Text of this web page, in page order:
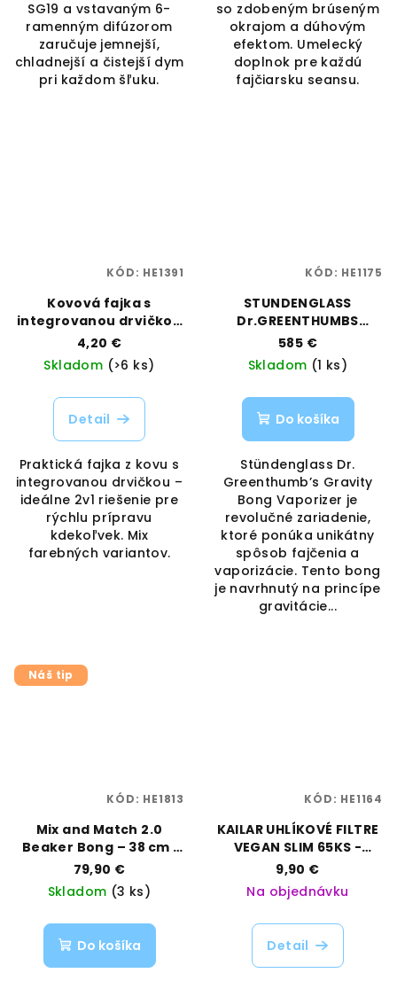
SG19 a vstavaným 6-
ramenným difúzorom
zaručuje jemnejší,
chladnejší a čistejší dym
pri každom šľuku.
so zdobeným brúseným
okrajom a dúhovým
efektom. Umelecký
doplnok pre každú
fajčiarsku seansu.
Kovová fajka s
integrovanou drvičkou
– mix farieb | Best Buds
| Vaporama
4,20 €
Skladom (>6 ks)
Detail
Praktická fajka z kovu s
integrovanou drvičkou –
ideálne 2v1 riešenie pre
rýchlu prípravu
kdekoľvek. Mix
farebných variantov.
KÓD: HE1391
STUNDENGLASS
Dr.GREENTHUMBS
GRAVITY 360 DEGREES
BONG VAPORIZER
585 €
Skladom (1 ks)
Do košíka
Stündenglass Dr.
Greenthumb’s Gravity
Bong Vaporizer je
revolučné zariadenie,
ktoré ponúka unikátny
spôsob fajčenia a
vaporizácie. Tento bong
je navrhnutý na princípe
gravitácie...
KÓD: HE1175
Náš tip
Mix and Match 2.0
Beaker Bong – 38 cm |
Blaze | Vaporama
79,90 €
Skladom (3 ks)
Do košíka
KÓD: HE1813
KAILAR UHLÍKOVÉ FILTRE
VEGAN SLIM 65KS -
5,9MM
9,90 €
Na objednávku
Detail
KÓD: HE1164